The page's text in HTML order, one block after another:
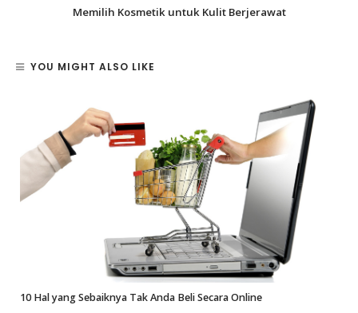
Memilih Kosmetik untuk Kulit Berjerawat
YOU MIGHT ALSO LIKE
10 Hal yang Sebaiknya Tak Anda Beli Secara Online